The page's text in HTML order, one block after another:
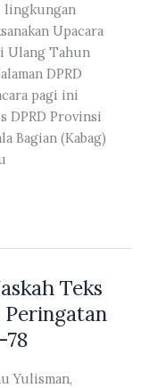
lingkungan
Upacara
Ulang Tahun
DPRD
pagi ini
DPRD Provinsi
Bagian (Kabag)
Teks
Peringatan
Yulisman,